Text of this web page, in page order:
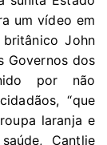
um vídeo em
John
Governos dos
por não
“que
laranja e
Cantlie